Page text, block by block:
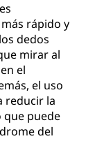
rápido y
dedos
mirar al
el
el uso
reducir la
que puede
del